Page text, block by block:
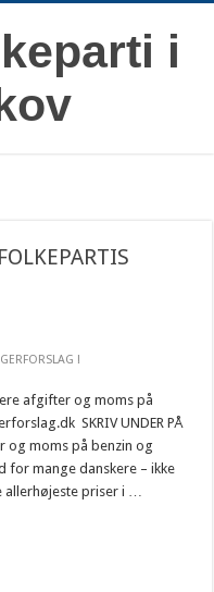
!
afgifter og moms på
SKRIV UNDER PÅ
og moms på benzin og
for mange danskere – ikke
allerhøjeste priser i …